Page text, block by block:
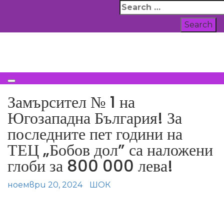
Search
for:
Замърсител № 1 на
Югозападна България! За
последните пет години на
ТЕЦ „Бобов дол” са наложени
глоби за 800 000 лева!
ноември 20, 2024 ШОК